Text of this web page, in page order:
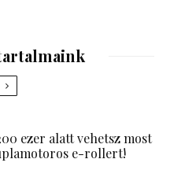
ezer alatt vehetsz most
e-rollert!